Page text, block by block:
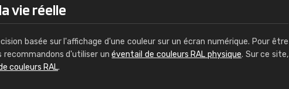
vie réelle
basée sur l'affichage d'une couleur sur un écran numérique. Pour être
recommandons d'utiliser unéventail de couleurs RAL physique. Sur ce site,
couleurs RAL.